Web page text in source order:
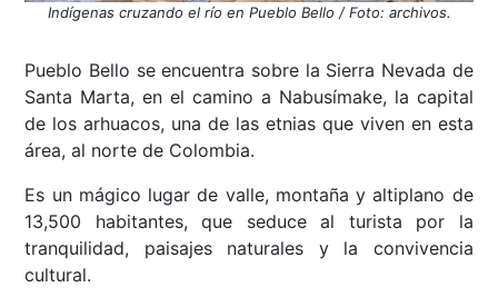
Indígenas cruzando el río en Pueblo Bello / Foto: archivos.
Pueblo Bello se encuentra sobre la Sierra Nevada de
Santa Marta, en el camino a Nabusímake, la capital
de los arhuacos, una de las etnias que viven en esta
área, al norte de Colombia.
Es un mágico lugar de valle, montaña y altiplano de
13,500 habitantes, que seduce al turista por la
tranquilidad, paisajes naturales y la convivencia
cultural.